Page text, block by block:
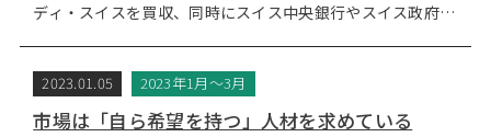
ディ・スイスを買収、同時にスイス中央銀行やスイス政府…
2023.01.05 2023年1月～3月
市場は「自ら希望を持つ」人材を求めている